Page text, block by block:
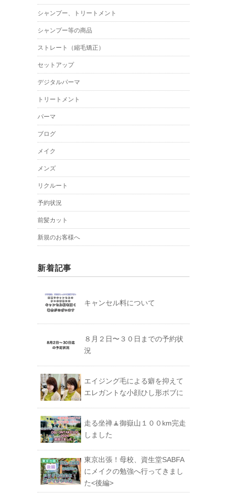
シャンプー、トリートメント
シャンプー等の商品
ストレート（縮毛矯正）
セットアップ
デジタルパーマ
トリートメント
パーマ
ブログ
メイク
メンズ
リクルート
予約状況
前髪カット
新規のお客様へ
新着記事
キャンセル料について
８月２日〜３０日までの予約状
況
エイジング毛による癖を抑えて
エレガントな小顔ひし形ボブに
走る坐禅🧘御嶽山１００km完走
しました
東京出張！母校、資生堂SABFA
にメイクの勉強へ行ってきまし
た<後編>